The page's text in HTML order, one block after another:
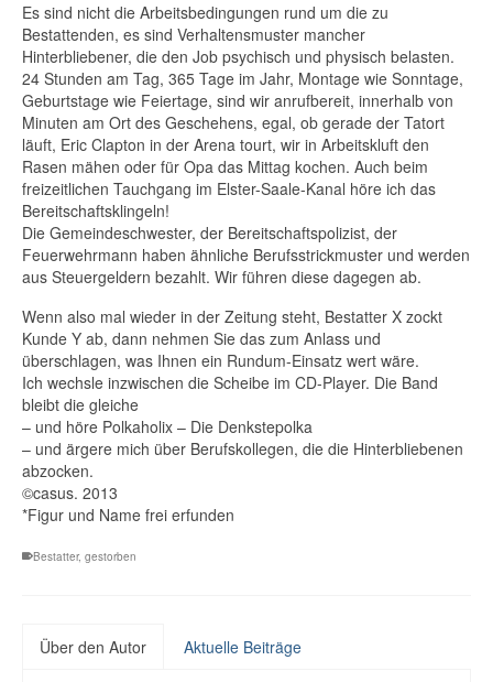
Es sind nicht die Arbeitsbedingungen rund um die zu
Bestattenden, es sind Verhaltensmuster mancher
Hinterbliebener, die den Job psychisch und physisch belasten.
24 Stunden am Tag, 365 Tage im Jahr, Montage wie Sonntage,
Geburtstage wie Feiertage, sind wir anrufbereit, innerhalb von
Minuten am Ort des Geschehens, egal, ob gerade der Tatort
läuft, Eric Clapton in der Arena tourt, wir in Arbeitskluft den
Rasen mähen oder für Opa das Mittag kochen. Auch beim
freizeitlichen Tauchgang im Elster-Saale-Kanal höre ich das
Bereitschaftsklingeln!
Die Gemeindeschwester, der Bereitschaftspolizist, der
Feuerwehrmann haben ähnliche Berufsstrickmuster und werden
aus Steuergeldern bezahlt. Wir führen diese dagegen ab.
Wenn also mal wieder in der Zeitung steht, Bestatter X zockt
Kunde Y ab, dann nehmen Sie das zum Anlass und
überschlagen, was Ihnen ein Rundum-Einsatz wert wäre.
Ich wechsle inzwischen die Scheibe im CD-Player. Die Band
bleibt die gleiche
– und höre Polkaholix – Die Denkstepolka
– und ärgere mich über Berufskollegen, die die Hinterbliebenen
abzocken.
©casus. 2013
*Figur und Name frei erfunden
Bestatter, gestorben
Über den Autor Aktuelle Beiträge